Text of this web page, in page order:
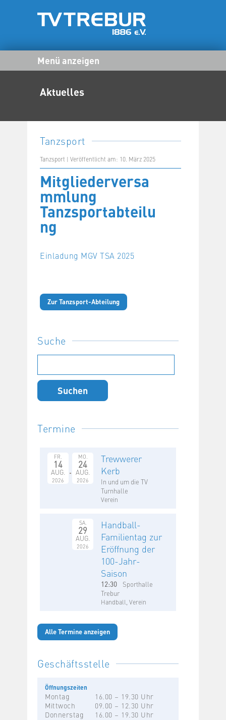
Menü anzeigen
Aktuelles
Tanzsport
Tanzsport | Veröffentlicht am: 10. März 2025
Mitgliederversa
mmlung
Tanzsportabteilu
ng
Einladung MGV TSA 2025
Zur Tanzsport-Abteilung
Suche
nach:
Termine
FR.
14
AUG.
2026
MO.
24
AUG.
2026
Trewwerer
Kerb
In und um die TV
Turnhalle
Verein
SA.
29
AUG.
2026
Handball-
Familientag zur
Eröffnung der
100-Jahr-
Saison
12:30
Sporthalle
Trebur
Handball, Verein
Alle Termine anzeigen
Geschäftsstelle
Öffnungszeiten
Montag
16.00 – 19.30 Uhr
Mittwoch
09.00 – 12.30 Uhr
Donnerstag
16.00 – 19.30 Uhr